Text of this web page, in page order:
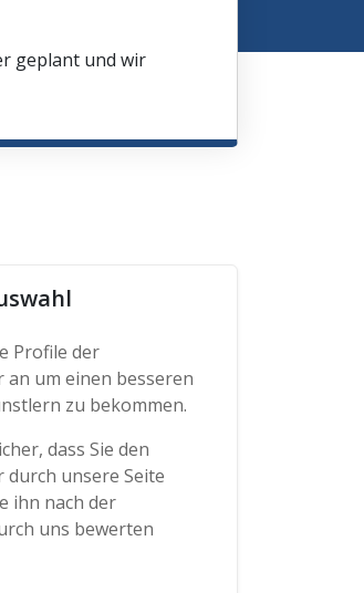
geplant und wir
Profile der
um einen besseren
zu bekommen.
dass Sie den
unsere Seite
ihn nach der
uns bewerten